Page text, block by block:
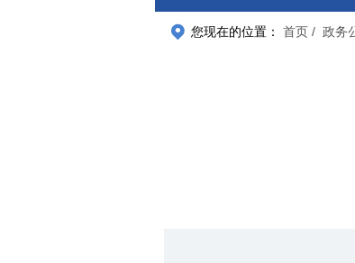
您现在的位置： 首页 / 政务